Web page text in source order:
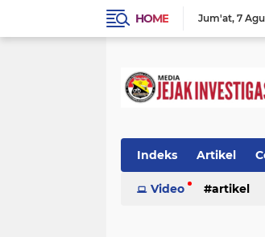
HOME Jum'at 7
Indeks Artikel
Prestasi Ragam
Video artikel